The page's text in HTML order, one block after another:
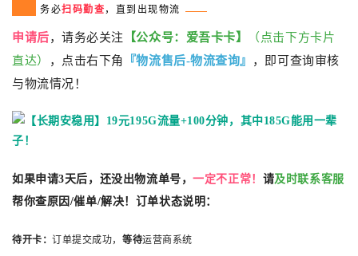
务必扫码勤查，直到出现物流
申请后，请务必关注 【公众号：爱吾卡卡】
（点击下方卡片
直达）
，点击右下角 『物流售后-物流查询』
，即可查询审核
与物流情况！
如果申请3天后，还没出物流单号，一定不正常！ 请及时联系客服
帮你查原因/催单/解决！ 订单状态说明：
待开卡：订单提交成功， 等待运营商系统